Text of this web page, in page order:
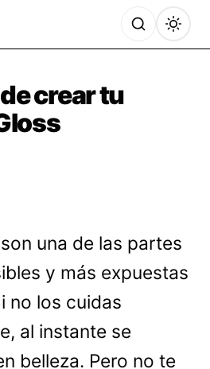
crear tu
una de las partes
y más expuestas
no los cuidas
al instante se
belleza. Pero no te